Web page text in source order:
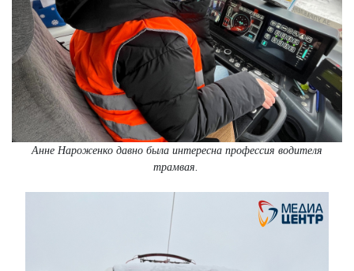
Анне Нароженко давно была интересна профессия водителя
трамвая.